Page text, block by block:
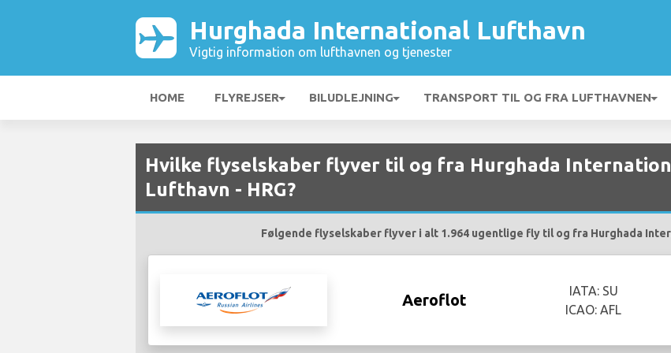
Hurghada International Lufthavn
Vigtig information om lufthavnen og tjenester
HOME FLYREJSER BILUDLEJNING TRANSPORT TIL OG FRA LUFTHAVNEN
Hvilke flyselskaber flyver til og fra Hurghada
Lufthavn - HRG?
Følgende flyselskaber flyver i alt 1.964 ugentlige fly til og fra Hurghada
Aeroflot
IATA: SU
ICAO: AFL